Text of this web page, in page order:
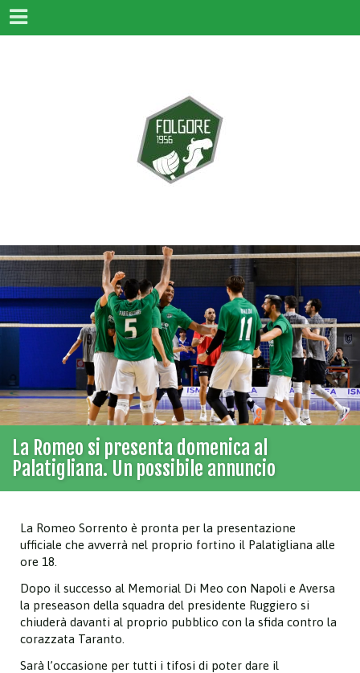
La Romeo si presenta domenica al
Palatigliana. Un possibile annuncio
La Romeo Sorrento è pronta per la presentazione
ufficiale che avverrà nel proprio fortino il Palatigliana alle
ore 18.
Dopo il successo al Memorial Di Meo con Napoli e Aversa
la preseason della squadra del presidente Ruggiero si
chiuderà davanti al proprio pubblico con la sfida contro la
corazzata Taranto.
Sarà l’occasione per tutti i tifosi di poter dare il